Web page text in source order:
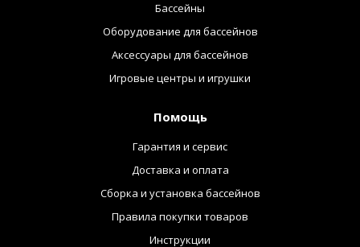
Бассейны
Оборудование для бассейнов
Аксессуары для бассейнов
Игровые центры и игрушки
Помощь
Гарантия и сервис
Доставка и оплата
Сборка и установка бассейнов
Правила покупки товаров
Инструкции